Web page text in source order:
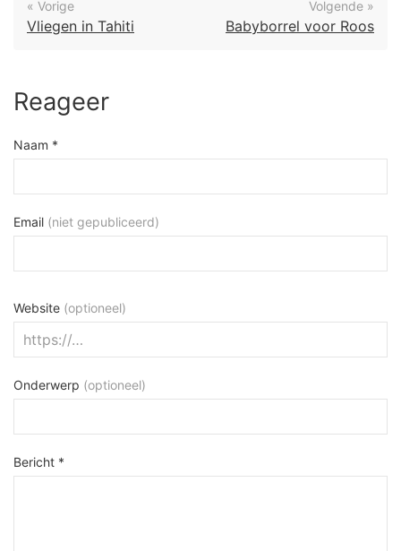
« Vorige
Vliegen in Tahiti
Volgende »
Babyborrel voor Roos
Reageer
Naam *
Email (niet gepubliceerd)
Website (optioneel)
Onderwerp (optioneel)
Bericht *